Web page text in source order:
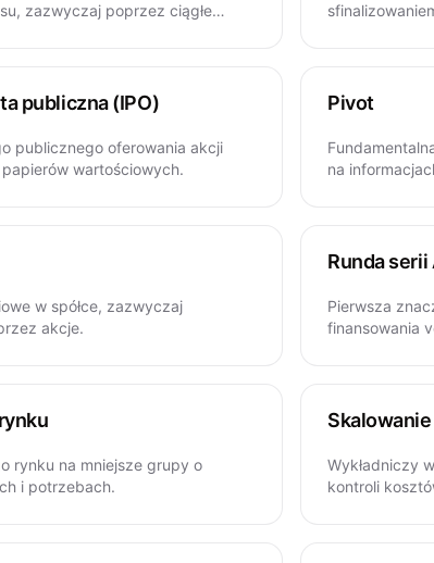
zazwyczaj poprzez ciągłe
publiczna (IPO)
publicznego oferowania akcji
papierów wartościowych.
Pivot
na
w spółce, zazwyczaj
akcje.
Runda serii
Pierwsza
finansowania
rynku na mniejsze grupy o
i potrzebach.
Skalowanie
Wykładniczy
kontroli